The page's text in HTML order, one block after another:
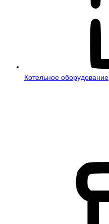
Котельное оборудование